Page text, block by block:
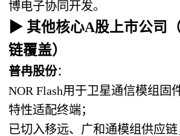
博电子协同开发。
▶ 其他核心A股上市公司
链覆盖）
普冉股份：
NOR Flash用于卫星通信模组固
特性适配终端；
已切入移远、广和通模组供应